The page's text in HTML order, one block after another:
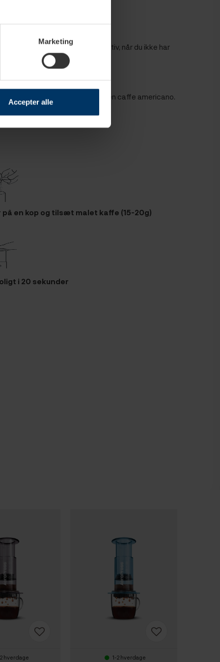
Marketing
Accepter alle
er et fornuftig og billig alternativ, når du ikke har
tilføje ekstra vand for at få en caffe americano.
den rette grovhed.
på en kop og tilsæt malet kaffe (15-20g)
i 20 sekunder
hverdage 1-2 hverdage